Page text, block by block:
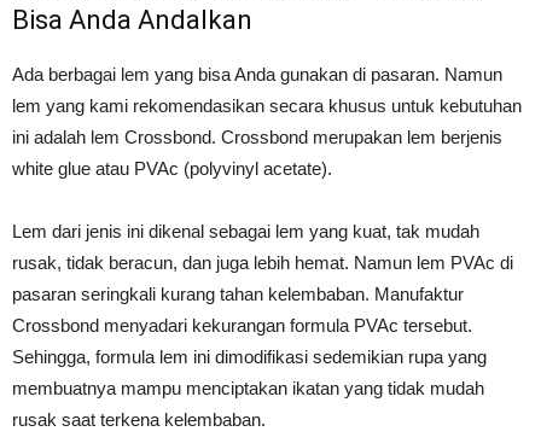
Bisa Anda Andalkan
Ada berbagai lem yang bisa Anda gunakan di pasaran. Namun
lem yang kami rekomendasikan secara khusus untuk kebutuhan
ini adalah lem Crossbond. Crossbond merupakan lem berjenis
white glue atau PVAc (polyvinyl acetate).
Lem dari jenis ini dikenal sebagai lem yang kuat, tak mudah
rusak, tidak beracun, dan juga lebih hemat. Namun lem PVAc di
pasaran seringkali kurang tahan kelembaban. Manufaktur
Crossbond menyadari kekurangan formula PVAc tersebut.
Sehingga, formula lem ini dimodifikasi sedemikian rupa yang
membuatnya mampu menciptakan ikatan yang tidak mudah
rusak saat terkena kelembaban.